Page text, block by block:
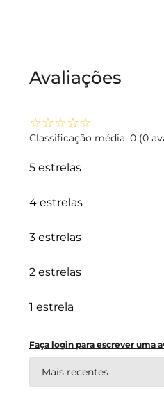
Avaliações
☆☆☆☆☆
Classificação média: 0 (0
5 estrelas
4 estrelas
3 estrelas
2 estrelas
1 estrela
Faça login para escrever uma
Mais recentes